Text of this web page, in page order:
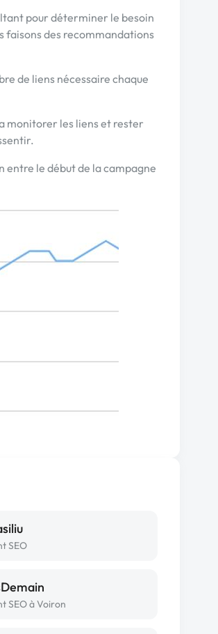
pour déterminer le besoin
faisons des recommandations
de liens nécessaire chaque
monitorer les liens et rester
entre le début de la campagne
SEO
SEO à Voiron